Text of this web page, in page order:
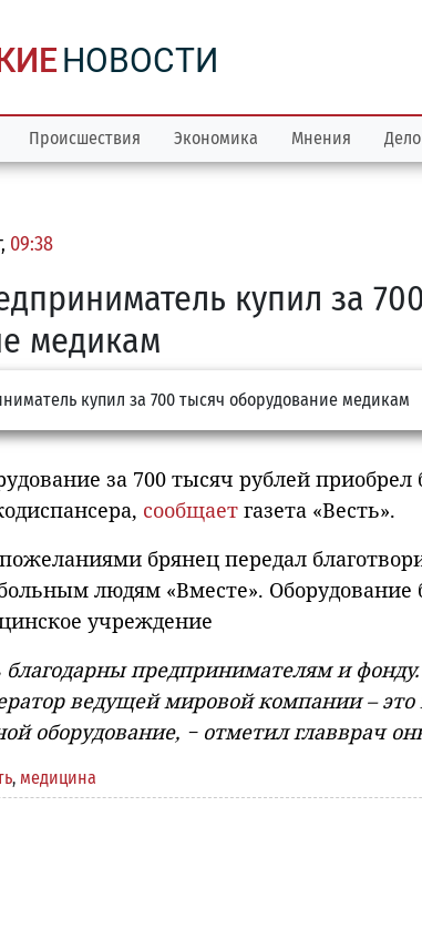
НОВОСТИ
Происшествия Экономика Мнения Дело
09:38
купил за
медикам
за 700 тысяч рублей
сообщает газета «Весть».
брянец передал
людям «Вместе». Оборудование
учреждение
предпринимателям и
ведущей мировой компании –
оборудование, − отметил главврач
, медицина